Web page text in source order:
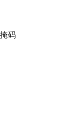
码